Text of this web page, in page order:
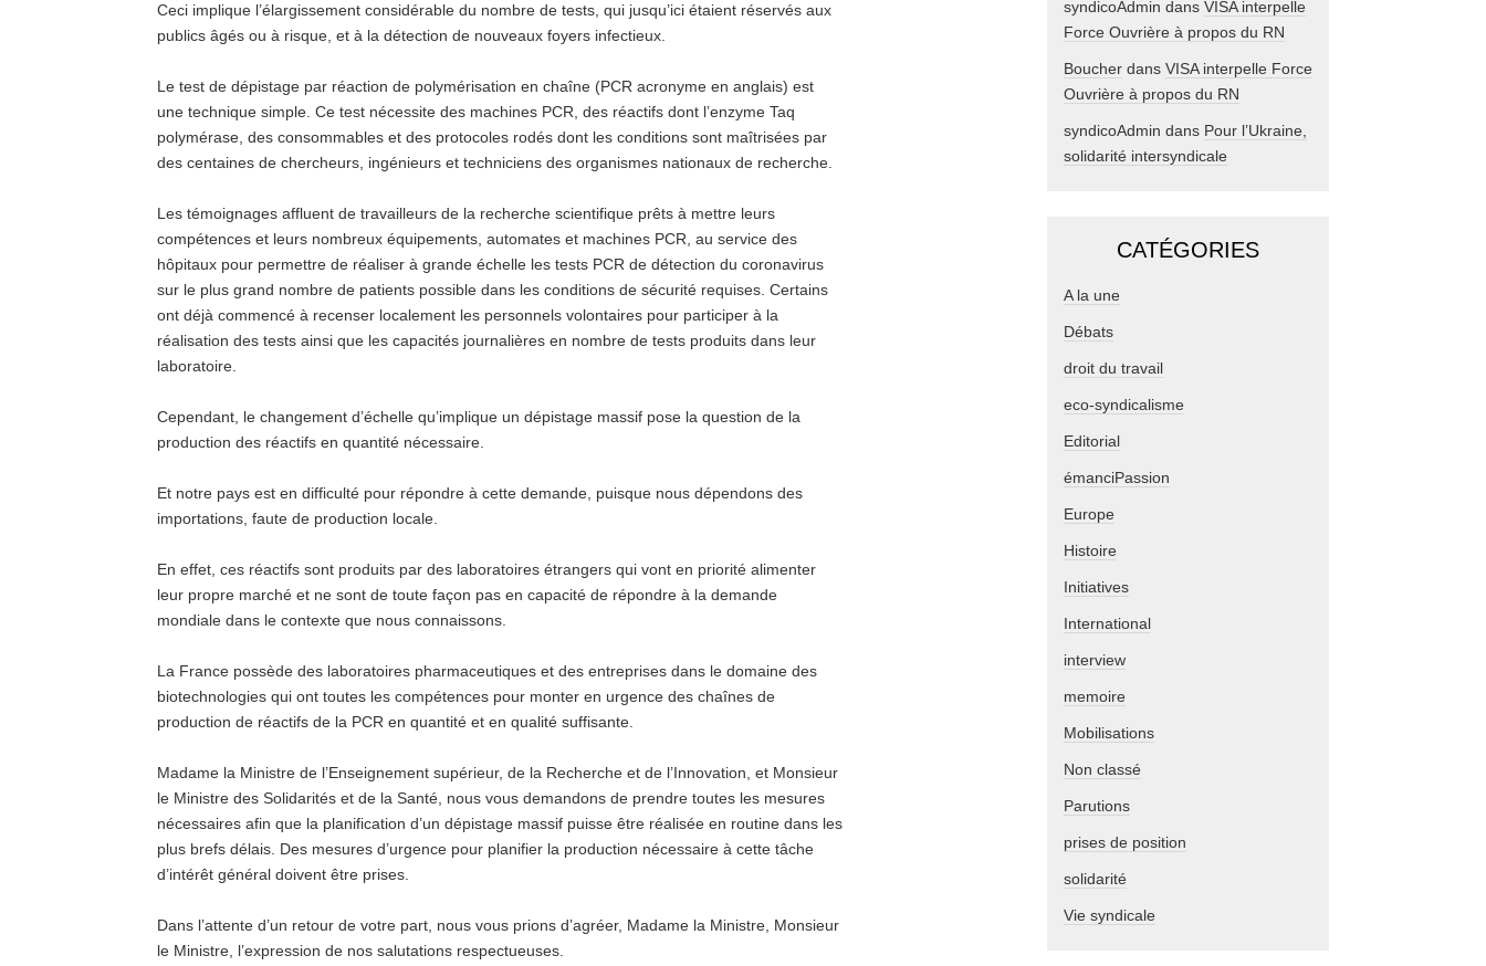
Ceci implique l’élargissement considérable du nombre de tests, qui jusqu’ici étaient réservés aux
publics âgés ou à risque, et à la détection de nouveaux foyers infectieux.
Le test de dépistage par réaction de polymérisation en chaîne (PCR acronyme en anglais) est
une technique simple. Ce test nécessite des machines PCR, des réactifs dont l’enzyme Taq
polymérase, des consommables et des protocoles rodés dont les conditions sont maîtrisées par
des centaines de chercheurs, ingénieurs et techniciens des organismes nationaux de recherche.
Les témoignages affluent de travailleurs de la recherche scientifique prêts à mettre leurs
compétences et leurs nombreux équipements, automates et machines PCR, au service des
hôpitaux pour permettre de réaliser à grande échelle les tests PCR de détection du coronavirus
sur le plus grand nombre de patients possible dans les conditions de sécurité requises. Certains
ont déjà commencé à recenser localement les personnels volontaires pour participer à la
réalisation des tests ainsi que les capacités journalières en nombre de tests produits dans leur
laboratoire.
Cependant, le changement d’échelle qu’implique un dépistage massif pose la question de la
production des réactifs en quantité nécessaire.
Et notre pays est en difficulté pour répondre à cette demande, puisque nous dépendons des
importations, faute de production locale.
En effet, ces réactifs sont produits par des laboratoires étrangers qui vont en priorité alimenter
leur propre marché et ne sont de toute façon pas en capacité de répondre à la demande
mondiale dans le contexte que nous connaissons.
La France possède des laboratoires pharmaceutiques et des entreprises dans le domaine des
biotechnologies qui ont toutes les compétences pour monter en urgence des chaînes de
production de réactifs de la PCR en quantité et en qualité suffisante.
Madame la Ministre de l’Enseignement supérieur, de la Recherche et de l’Innovation, et Monsieur
le Ministre des Solidarités et de la Santé, nous vous demandons de prendre toutes les mesures
nécessaires afin que la planification d’un dépistage massif puisse être réalisée en routine dans les
plus brefs délais. Des mesures d’urgence pour planifier la production nécessaire à cette tâche
d’intérêt général doivent être prises.
Dans l’attente d’un retour de votre part, nous vous prions d’agréer, Madame la Ministre, Monsieur
le Ministre, l’expression de nos salutations respectueuses.
syndicoAdmin dans VISA interpelle
Force Ouvrière à propos du RN
Boucher dans VISA interpelle Force
Ouvrière à propos du RN
syndicoAdmin dans Pour l’Ukraine,
solidarité intersyndicale
CATÉGORIES
A la une
Débats
droit du travail
eco-syndicalisme
Editorial
émanciPassion
Europe
Histoire
Initiatives
International
interview
memoire
Mobilisations
Non classé
Parutions
prises de position
solidarité
Vie syndicale